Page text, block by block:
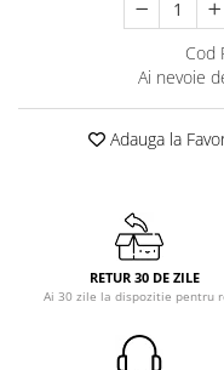
Cod
Ai nevoie
Adauga la
RETUR 30 DE ZILE
Ai 30 zile la dispozitie pentru